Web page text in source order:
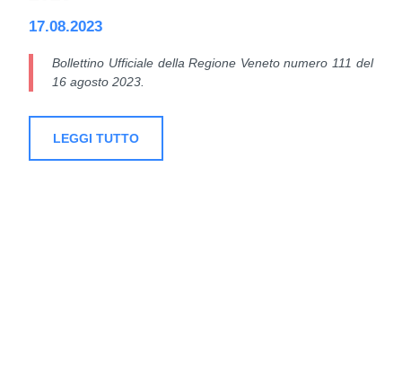
17.08.2023
Bollettino Ufficiale della Regione Veneto numero 111 del
16 agosto 2023.
LEGGI TUTTO